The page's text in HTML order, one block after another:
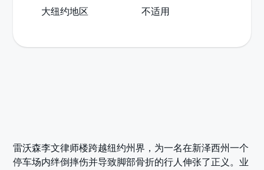
大纽约地区
不适用
雷沃森李文律师楼跨越纽约州界，为一名在新泽西州一个
停车场内绊倒摔伤并导致脚部骨折的行人伸张了正义。业